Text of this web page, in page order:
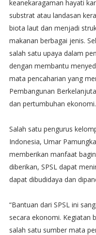
keanekaragaman hayati
substrat atau landasan
biota laut dan menjadi
makanan berbagai jenis.
salah satu upaya dalam
dengan membantu
mata pencaharian yang
Pembangunan
dan pertumbuhan ekonomi.
Salah satu pengurus
Indonesia, Umar
memberikan manfaat
diberikan, SPSL dapat
dapat dibudidaya dan
“Bantuan dari SPSL ini
secara ekonomi. Kegiatan
salah satu sumber mata